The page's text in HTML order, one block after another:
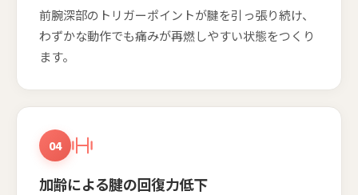
前腕深部のトリガーポイントが腱を引っ張り続け、
わずかな動作でも痛みが再燃しやすい状態をつくり
ます。
04
加齢による腱の回復力低下